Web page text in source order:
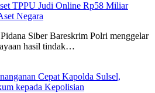
TPPU Judi Online Rp58 Miliar
Negara
Siber Bareskrim Polri menggelar
hasil tindak…
Cepat Kapolda Sulsel,
kepada Kepolisian